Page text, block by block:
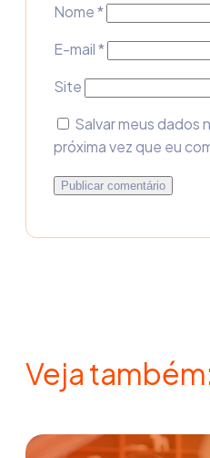
Nome*
E-mail*
Site
Salvar meus dados
próxima vez que eu
Veja